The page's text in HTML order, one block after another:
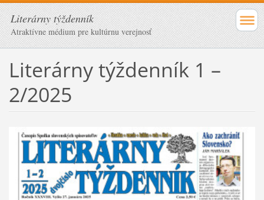
Literárny týždenník
Atraktívne médium pre kultúrnu verejnosť
Literárny týždenník 1 –
2/2025